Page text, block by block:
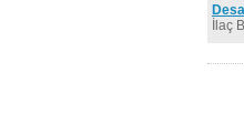
İlaç